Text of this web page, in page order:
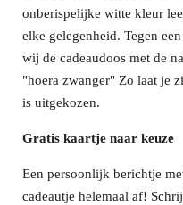
onberispelijke witte kleur
elke gelegenheid. Tegen
wij de cadeaudoos met de
"hoera zwanger" Zo laat je
is uitgekozen.
Gratis kaartje naar keuze
Een persoonlijk berichtje
cadeautje helemaal af!